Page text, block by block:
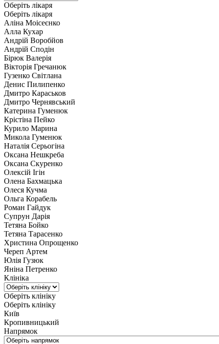
Оберіть лікаря
Оберіть лікаря
Аліна Моісеєнко
Алла Кухар
Андрій Воробйов
Андрій Сподін
Бірюк Валерія
Вікторія Гречанюк
Гузенко Світлана
Денис Пилипенко
Дмитро Караськов
Дмитро Чернявський
Катерина Гуменюк
Крістіна Пейко
Курило Марина
Микола Гуменюк
Наталія Серьогіна
Оксана Нешкреба
Оксана Скуренко
Олексій Ігін
Олена Бахмацька
Олеся Кучма
Ольга Корабель
Роман Гайдук
Супрун Дарія
Тетяна Бойко
Тетяна Тарасенко
Христина Опрощенко
Череп Артем
Юлія Гузюк
Яніна Петренко
Клініка
Оберіть клініку
Оберіть клініку
Київ
Кропивницький
Напрямок